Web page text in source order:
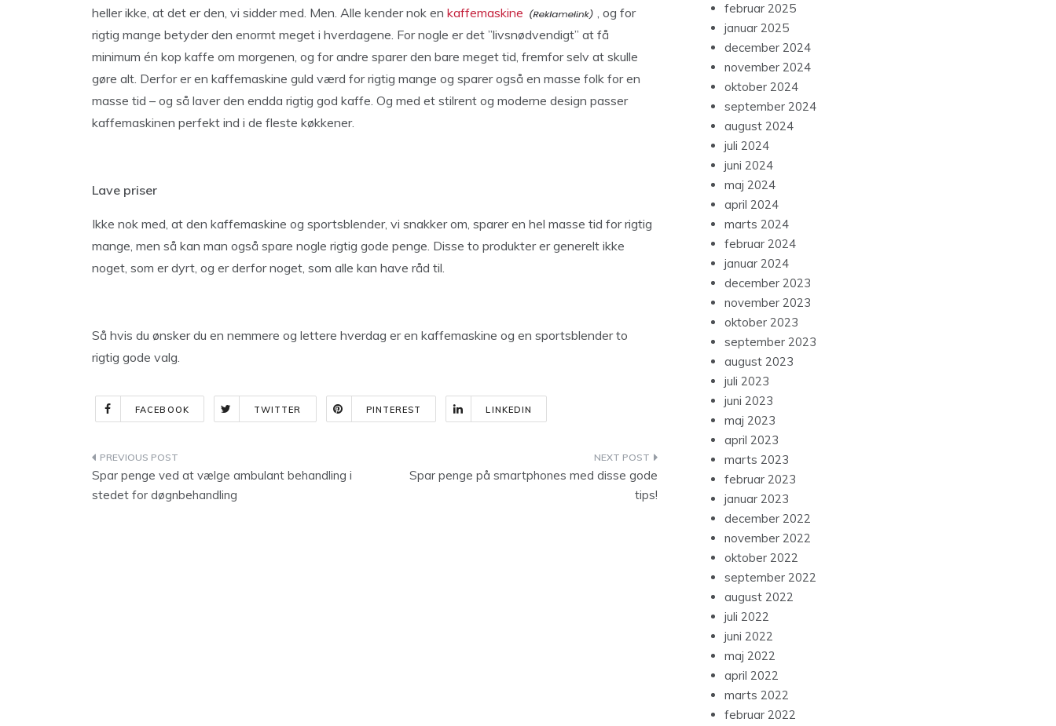
heller ikke, at det er den, vi sidder med. Men. Alle kender nok en kaffemaskine
, og for
rigtig mange betyder den enormt meget i hverdagene. For nogle er det ”livsnødvendigt” at få
minimum én kop kaffe om morgenen, og for andre sparer den bare meget tid, fremfor selv at skulle
gøre alt. Derfor er en kaffemaskine guld værd for rigtig mange og sparer også en masse folk for en
masse tid – og så laver den endda rigtig god kaffe. Og med et stilrent og moderne design passer
kaffemaskinen perfekt ind i de fleste køkkener.
Lave priser
Ikke nok med, at den kaffemaskine og sportsblender, vi snakker om, sparer en hel masse tid for rigtig
mange, men så kan man også spare nogle rigtig gode penge. Disse to produkter er generelt ikke
noget, som er dyrt, og er derfor noget, som alle kan have råd til.
Så hvis du ønsker du en nemmere og lettere hverdag er en kaffemaskine og en sportsblender to
rigtig gode valg.
FACEBOOK TWITTER PINTEREST LINKEDIN
Indlægsnavigation
Spar penge ved at vælge ambulant behandling i
stedet for døgnbehandling
Spar penge på smartphones med disse gode
tips!
februar 2025
januar 2025
december 2024
november 2024
oktober 2024
september 2024
august 2024
juli 2024
juni 2024
maj 2024
april 2024
marts 2024
februar 2024
januar 2024
december 2023
november 2023
oktober 2023
september 2023
august 2023
juli 2023
juni 2023
maj 2023
april 2023
marts 2023
februar 2023
januar 2023
december 2022
november 2022
oktober 2022
september 2022
august 2022
juli 2022
juni 2022
maj 2022
april 2022
marts 2022
februar 2022